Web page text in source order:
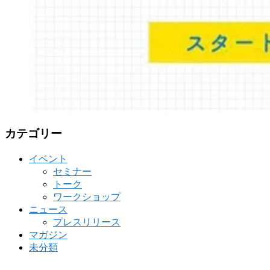
カテゴリー
イベント
セミナー
トーク
ワークショップ
ニュース
プレスリリース
マガジン
未分類